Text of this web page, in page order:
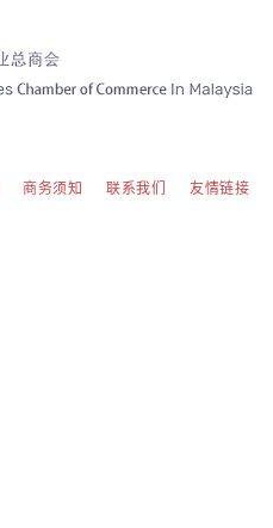
商务须知 联系我们 友情链接